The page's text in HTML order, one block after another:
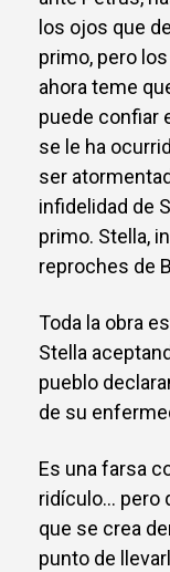
los ojos que
primo, pero
ahora teme
puede confiar
se le ha
ser
infidelidad de
primo. Stella,
reproches de
Toda la obra
Stella
pueblo
de su
Es una farsa
ridículo… pero
que se crea
punto de